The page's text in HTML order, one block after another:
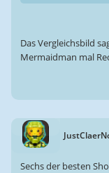
Das Vergleichsbild
Mermaidman mal
Sechs der besten